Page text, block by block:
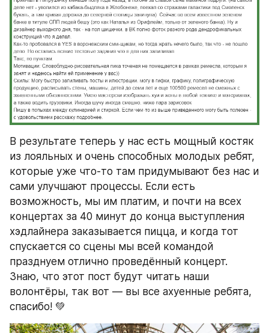
В результате теперь у нас есть мощный костяк
из лояльных и очень способных молодых ребят,
которые уже что-то там придумывают без нас и
сами улучшают процессы. Если есть
возможность, мы им платим, и почти на всех
концертах за 40 минут до конца выступления
хэдлайнера заказывается пицца, и когда тот
спускается со сцены мы всей командой
празднуем отлично проведённый концерт.
Знаю, что этот пост будут читать наши
волонтёры, так вот — вы все ахуенные ребята,
спасибо! 💚